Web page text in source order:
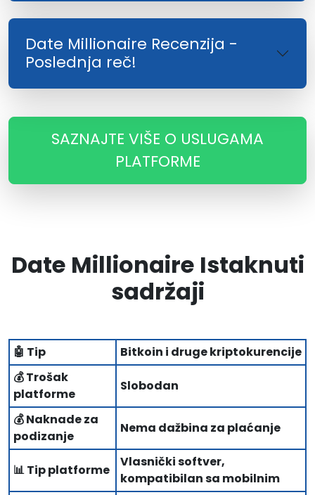
Date Millionaire Recenzija -
Poslednja reč!
SAZNAJTE VIŠE O USLUGAMA
PLATFORME
Date Millionaire Istaknuti
sadržaji
🤖 Tip
Bitkoin i druge kriptokurencije
💰 Trošak
platforme
Slobodan
💰 Naknade za
podizanje
Nema dažbina za plaćanje
📊 Tip platforme
Vlasnički softver,
kompatibilan sa mobilnim